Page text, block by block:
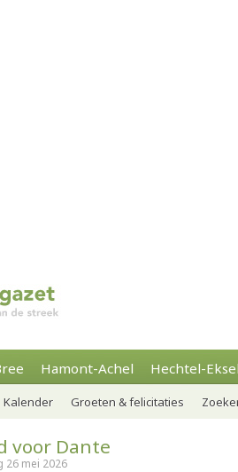
Hamont-Achel Hechtel-
Kalender Groeten & felicitaties
voor Dante
26 mei 2026